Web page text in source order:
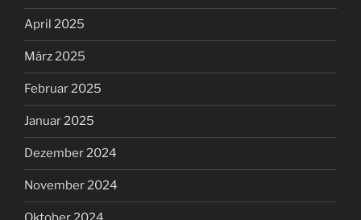
April 2025
März 2025
Februar 2025
Januar 2025
Dezember 2024
November 2024